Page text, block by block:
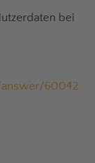
bei